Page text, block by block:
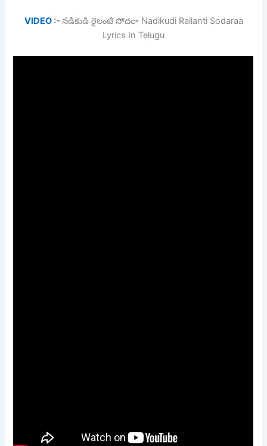
VIDEO:- నడికుడి రైలంటి సోదరా Nadikudi Railanti Sodaraa
Lyrics In Telugu